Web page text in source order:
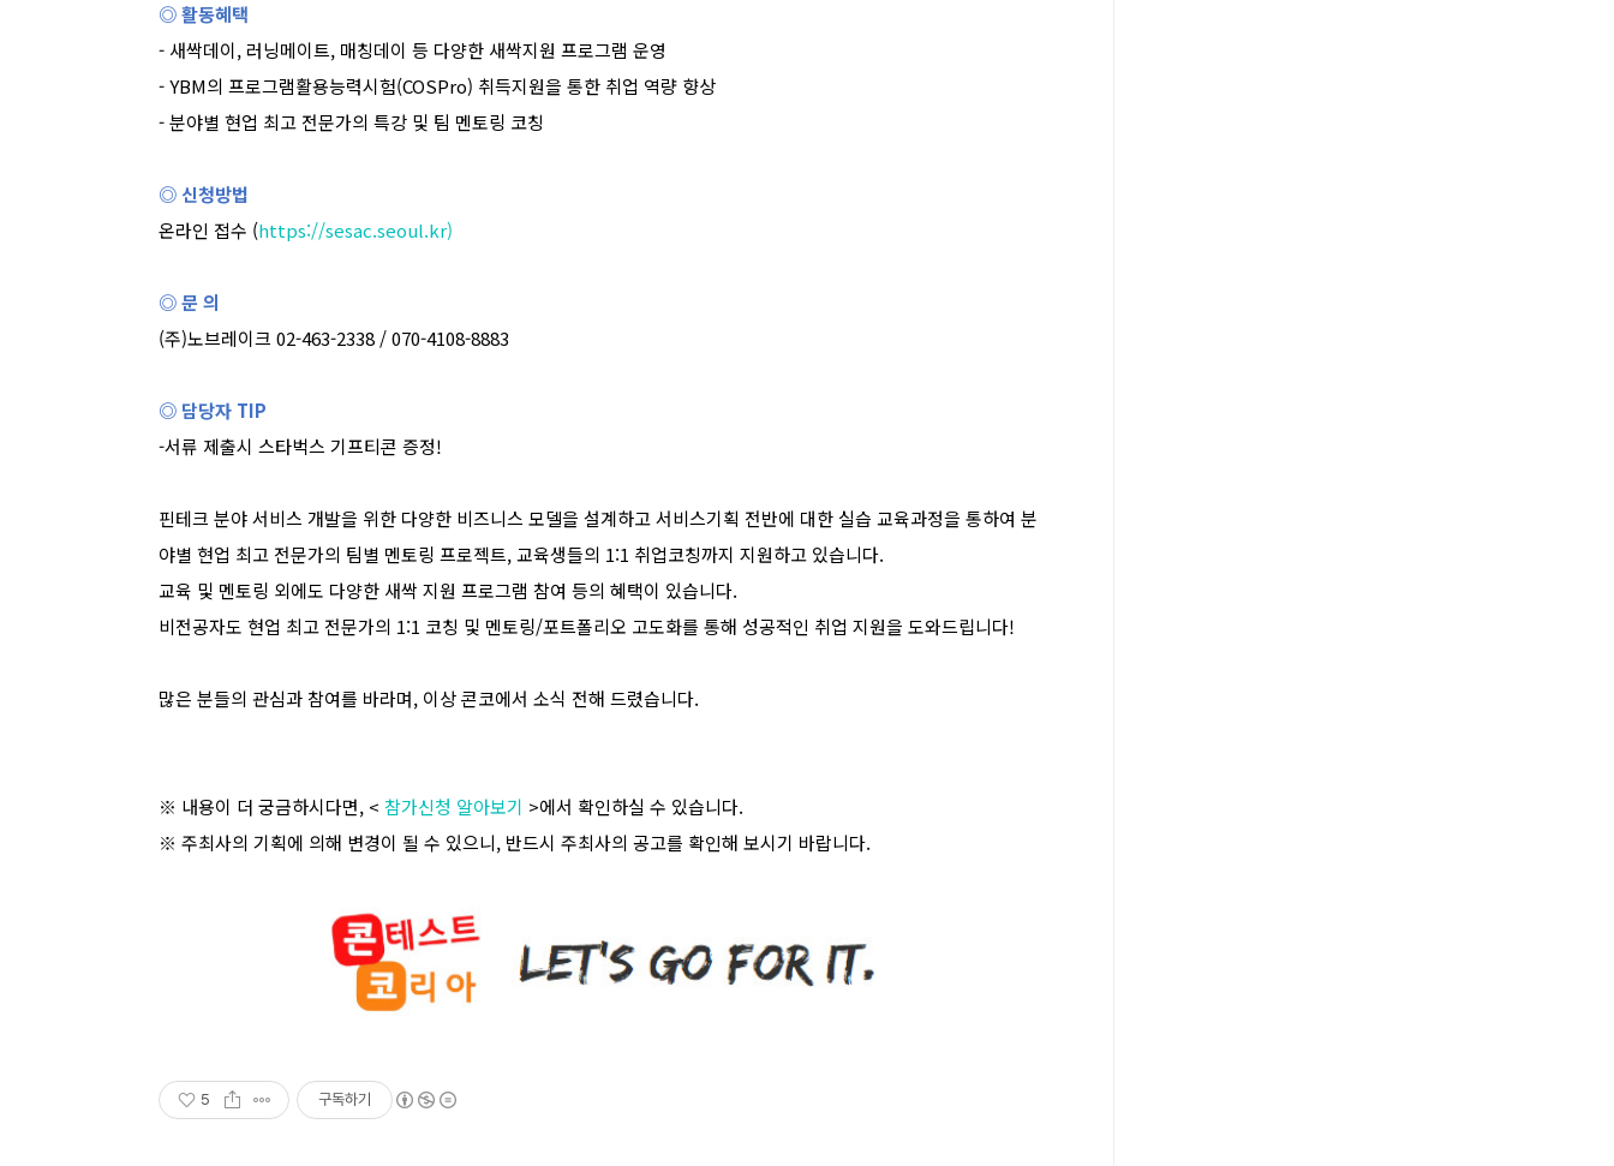
◎ 활동혜택
- 새싹데이, 러닝메이트, 매칭데이 등 다양한 새싹지원 프로그램 운영
- YBM의 프로그램활용능력시험(COSPro) 취득지원을 통한 취업 역량 향상
-분야별 현업 최고 전문가의 특강 및 팀 멘토링 코칭
◎ 신청방법
온라인 접수 (https://sesac.seoul.kr)
◎ 문 의
(주)노브레이크 02-463-2338 / 070-4108-8883
◎ 담당자 TIP
-서류 제출시 스타벅스 기프티콘 증정!
핀테크 분야 서비스 개발을 위한 다양한 비즈니스 모델을 설계하고 서비스기획 전반에 대한 실습 교육과정을 통하여 분
야별 현업 최고 전문가의 팀별 멘토링 프로젝트,교육생들의 1:1 취업코칭까지 지원하고 있습니다.
교육 및 멘토링 외에도 다양한 새싹 지원 프로그램 참여 등의 혜택이 있습니다.
비전공자도 현업 최고 전문가의 1:1 코칭 및 멘토링/포트폴리오 고도화를 통해 성공적인 취업 지원을 도와드립니다!
많은 분들의 관심과 참여를 바라며, 이상 콘코에서 소식 전해 드렸습니다.
※ 내용이 더 궁금하시다면, < 참가신청 알아보기 >에서 확인하실 수 있습니다.
※ 주최사의 기획에 의해 변경이 될 수 있으니, 반드시 주최사의 공고를 확인해 보시기 바랍니다.
5 구독하기